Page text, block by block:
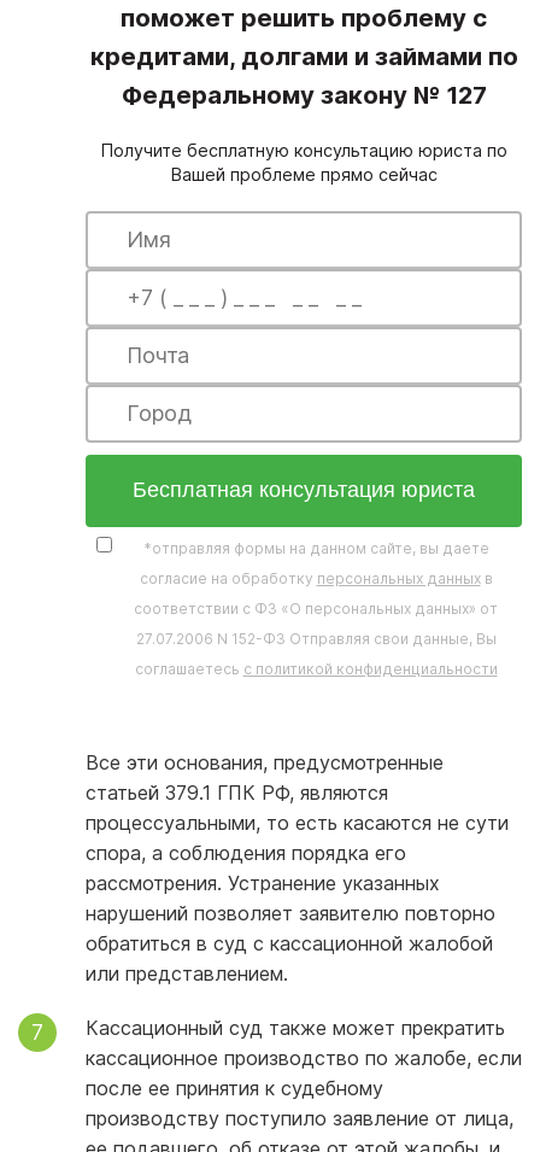
поможет решить проблему с
кредитами, долгами и займами по
Федеральному закону № 127
Получите бесплатную консультацию юриста по
Вашей проблеме прямо сейчас
Бесплатная консультация юриста
*отправляя формы на данном сайте, вы даете
согласие на обработку персональных данныхв
соответствии с ФЗ «О персональных данных» от
27.07.2006 N 152-ФЗ Отправляя свои данные, Вы
соглашаетесь с политикой конфиденциальности
Все эти основания, предусмотренные
статьей 379.1 ГПК РФ, являются
процессуальными, то есть касаются не сути
спора, а соблюдения порядка его
рассмотрения. Устранение указанных
нарушений позволяет заявителю повторно
обратиться в суд с кассационной жалобой
или представлением.
Кассационный суд также может прекратить
кассационное производство по жалобе, если
после ее принятия к судебному
производству поступило заявление от лица,